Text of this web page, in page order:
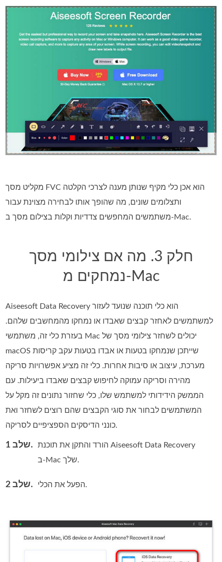
מקליט מסך FVC הוא אכן כלי מקיף שנותן מענה לצרכי הקלטה
ותצלומים שונים, מה שהופך אותו לבחירה מצוינת עבור
משתמשים המחפשים צדדיות וקלות בצילום מסך ב-Mac.
חלק 3. מה אם צילומי מסך
נמחקים מ-Mac
Aiseesoft Data Recovery הוא כלי תוכנה שנועד לעזור
למשתמשים לאחזר קבצים שאבדו או נמחקו מהמחשבים שלהם.
בעזרת כלי זה, משתמשי Mac יכולים לשחזר צילומי מסך של
macOS שייתכן שנמחקו בטעות או אבדו בטעות עקב קריסות
מערכת, עיצוב או סיבות אחרות. כלי זה מציע אפשרויות סריקה
מהירה וסריקה עמוקה לחיפוש קבצים שאבדו ביעילות. עם
הממשק הידידותי למשתמש שלו, כלי שחזור נתונים זה מקל על
המשתמשים לבחור את סוגי הקבצים שהם רוצים לשחזר ואת
כונני הדיסקים הספציפיים לסריקה.
שלב 1.
הורד והתקן את תוכנת Aiseesoft Data Recovery
ב‑Mac שלך.
שלב 2. הפעל את הכלי.